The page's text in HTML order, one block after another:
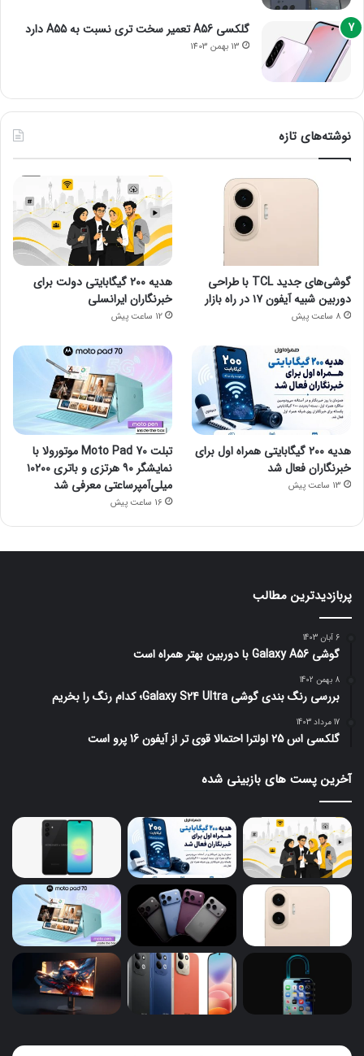
گلکسی A56 تعمیر سخت تری نسبت به A55 دارد
13 بهمن 1403
نوشته‌های تازه
گوشی‌های جدید TCL با طراحی
دوربین شبیه آیفون ۱۷ در راه بازار
8 ساعت پیش
هدیه ۲۰۰ گیگابایتی دولت برای
خبرنگاران ایرانسلی
12 ساعت پیش
هدیه ۲۰۰ گیگابایتی همراه اول برای
خبرنگاران فعال شد
13 ساعت پیش
تبلت Moto Pad 70 موتورولا با
نمایشگر ۹۰ هرتزی و باتری ۱۰۲۰۰
میلی‌آمپرساعتی معرفی شد
16 ساعت پیش
پربازدیدترین مطالب
6 آبان 1403
گوشی Galaxy A56 با دوربین بهتر همراه است
8 بهمن 1402
بررسی رنگ بندی گوشی Galaxy S24 Ultra؛ کدام رنگ را بخریم
17 مرداد 1403
گلکسی اس 25 اولترا احتمالا قوی تر از آیفون 16 پرو است
آخرین پست های بازبینی شده